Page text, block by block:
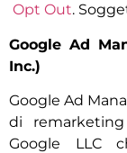
Opt Out.
Google Ad
Inc.)
Google Ad
di
Google LLC